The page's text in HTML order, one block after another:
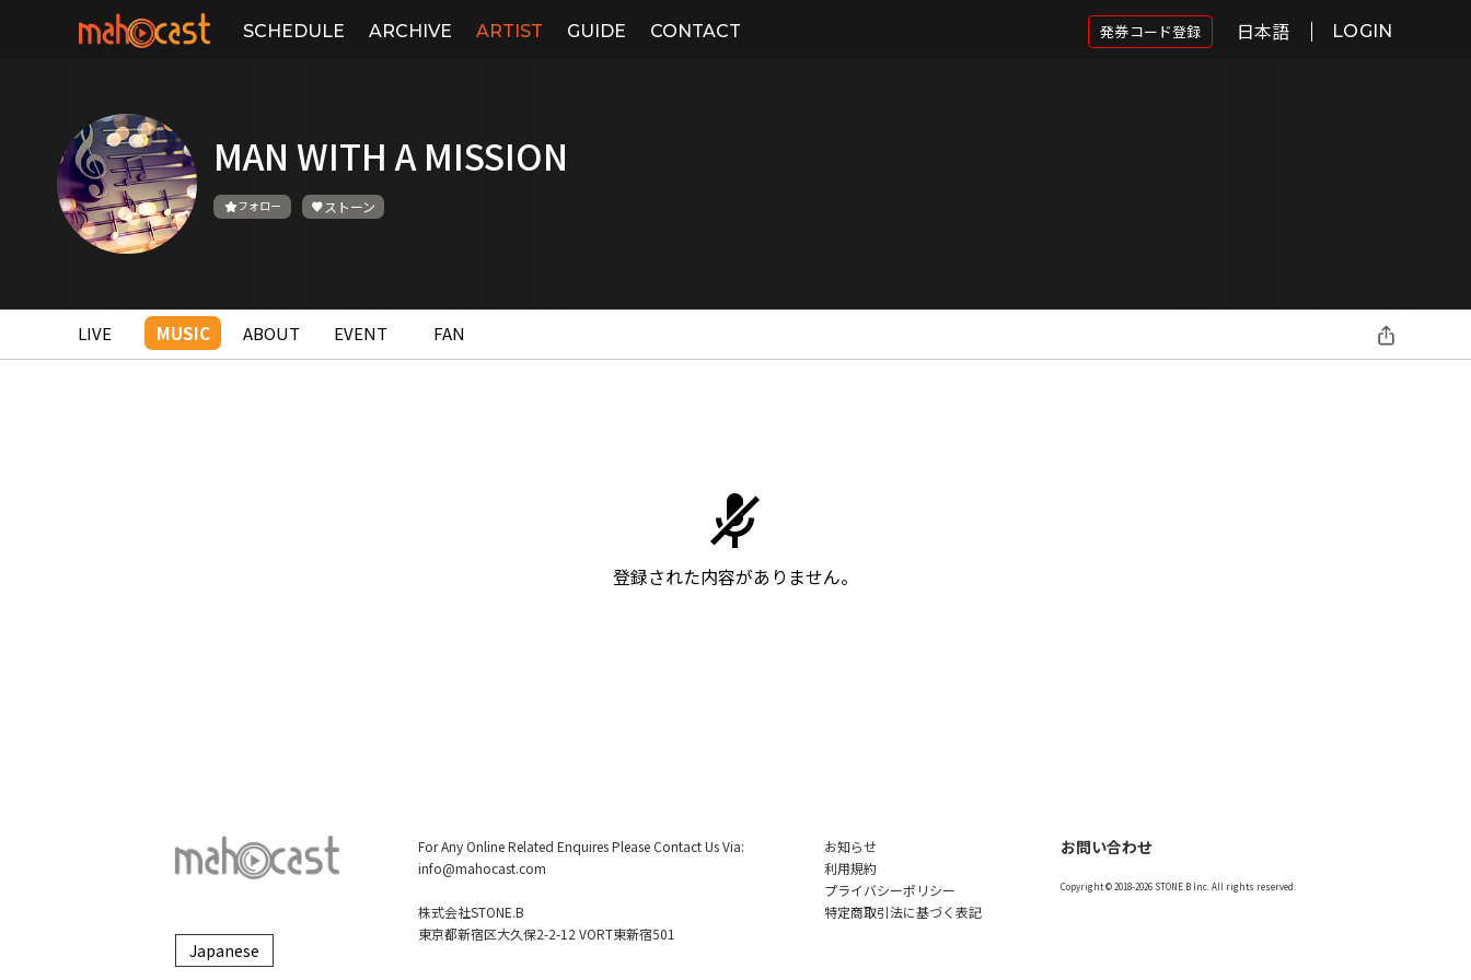
SCHEDULE ARCHIVE ARTIST GUIDE CONTACT 発券コード登録 日本語 LOGIN
MAN WITH A MISSION
フォロー ストーン
LIVE MUSIC ABOUT EVENT FAN
登録された内容がありません。
For Any Online Related Enquires Please Contact Us Via:
info@mahocast.com
株式会社STONE.B
東京都新宿区大久保2-2-12 VORT東新宿501
お知らせ
利用規約
プライバシーポリシー
特定商取引法に基づく表記
お問い合わせ
Copyright © 2018-2026 STONE.B Inc. All rights reserved.